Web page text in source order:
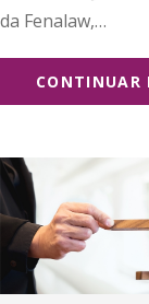
da Fenalaw,…